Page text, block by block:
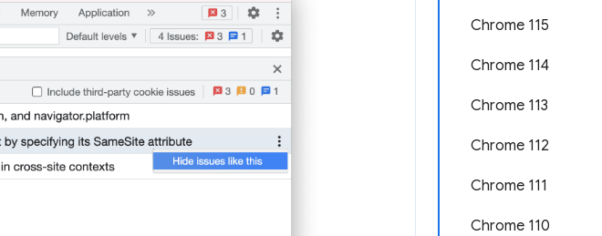
Chrome 115
Chrome 114
Chrome 113
Chrome 112
Chrome 111
Chrome 110